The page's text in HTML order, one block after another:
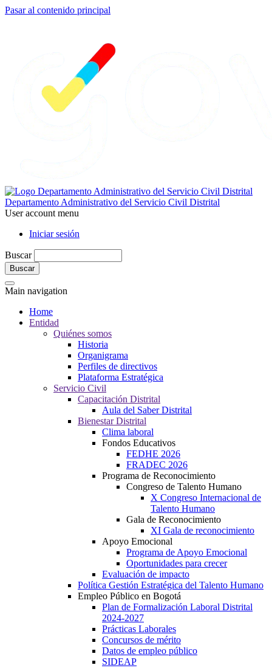
Pasar al contenido principal
Departamento Administrativo del Servicio Civil Distrital
User account menu
Iniciar sesión
Buscar
Main navigation
Home
Entidad
Quiénes somos
Historia
Organigrama
Perfiles de directivos
Plataforma Estratégica
Servicio Civil
Capacitación Distrital
Aula del Saber Distrital
Bienestar Distrital
Clima laboral
Fondos Educativos
FEDHE 2026
FRADEC 2026
Programa de Reconocimiento
Congreso de Talento Humano
X Congreso Internacional de
Talento Humano
Gala de Reconocimiento
XI Gala de reconocimiento
Apoyo Emocional
Programa de Apoyo Emocional
Oportunidades para crecer
Evaluación de impacto
Política Gestión Estratégica del Talento Humano
Empleo Público en Bogotá
Plan de Formalización Laboral Distrital
2024-2027
Prácticas Laborales
Concursos de mérito
Datos de empleo público
SIDEAP